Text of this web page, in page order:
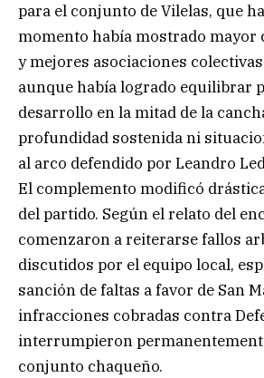
para el conjunto de Vilelas, que
momento había mostrado mayor
y mejores asociaciones
aunque había logrado equilibrar
desarrollo en la mitad de la
profundidad sostenida ni
al arco defendido por Leandro
El complemento modificó
del partido. Según el relato del
comenzaron a reiterarse fallos
discutidos por el equipo local,
sanción de faltas a favor de San
infracciones cobradas contra
interrumpieron
conjunto chaqueño.